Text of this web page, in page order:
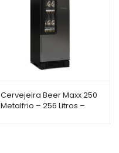
Cervejeira Beer Maxx 250
Metalfrio – 256 Litros –